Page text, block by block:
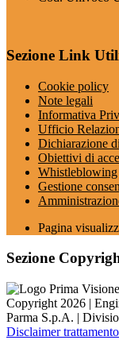
Sezione Link
Cookie policy
Note legali
Informativa
Ufficio
Dichiarazione
Obiettivi di
Whistleblowing
Gestione
Pagina
Sezione
Copyright 2026 |
Parma S.p.A. |
Disclaimer